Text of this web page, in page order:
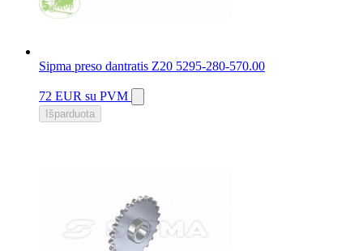
Sipma preso dantratis Z20 5295-280-570.00
72 EUR su PVM
Išparduota